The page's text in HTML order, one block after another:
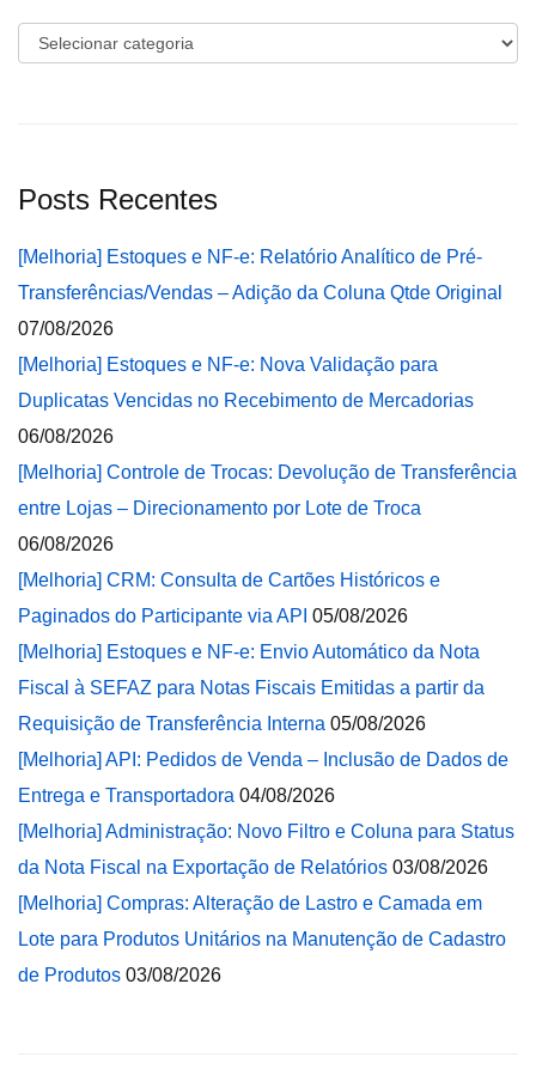
Categorias
Posts Recentes
[Melhoria] Estoques e NF-e: Relatório Analítico de Pré-
Transferências/Vendas – Adição da Coluna Qtde Original
07/08/2026
[Melhoria] Estoques e NF-e: Nova Validação para
Duplicatas Vencidas no Recebimento de Mercadorias
06/08/2026
[Melhoria] Controle de Trocas: Devolução de Transferência
entre Lojas – Direcionamento por Lote de Troca
06/08/2026
[Melhoria] CRM: Consulta de Cartões Históricos e
Paginados do Participante via API 05/08/2026
[Melhoria] Estoques e NF-e: Envio Automático da Nota
Fiscal à SEFAZ para Notas Fiscais Emitidas a partir da
Requisição de Transferência Interna 05/08/2026
[Melhoria] API: Pedidos de Venda – Inclusão de Dados de
Entrega e Transportadora 04/08/2026
[Melhoria] Administração: Novo Filtro e Coluna para Status
da Nota Fiscal na Exportação de Relatórios 03/08/2026
[Melhoria] Compras: Alteração de Lastro e Camada em
Lote para Produtos Unitários na Manutenção de Cadastro
de Produtos 03/08/2026